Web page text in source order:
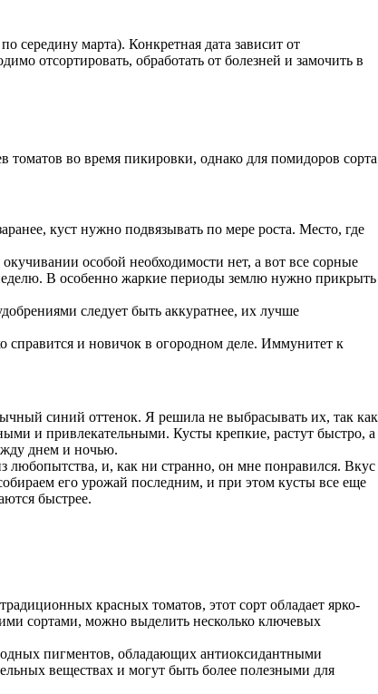
середину марта). Конкретная дата зависит от
отсортировать, обработать от болезней и замочить в
во время пикировки, однако для помидоров сорта
куст нужно подвязывать по мере роста. Место, где
особой необходимости нет, а вот все сорные
В особенно жаркие периоды землю нужно прикрыть
следует быть аккуратнее, их лучше
справится и новичок в огородном деле. Иммунитет к
синий оттенок. Я решила не выбрасывать их, так как
и привлекательными. Кусты крепкие, растут быстро, а
днем и ночью.
и, как ни странно, он мне понравился. Вкус
его урожай последним, и при этом кусты все еще
быстрее.
красных томатов, этот сорт обладает ярко-
сортами, можно выделить несколько ключевых
пигментов, обладающих антиоксидантными
веществах и могут быть более полезными для